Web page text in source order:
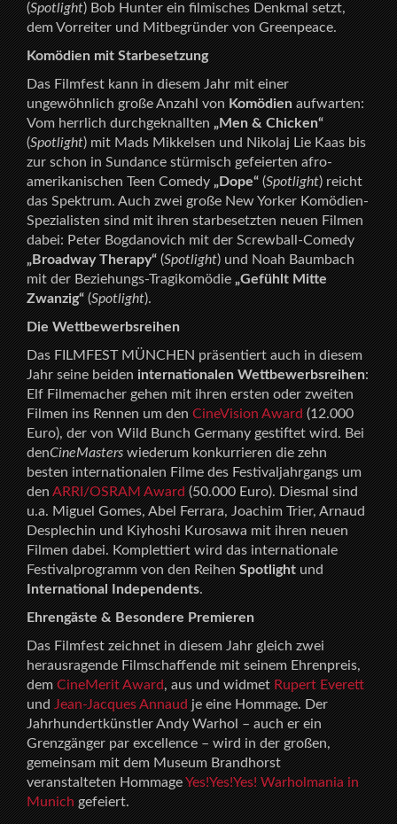
(Spotlight) Bob Hunter ein filmisches Denkmal setzt,
dem Vorreiter und Mitbegründer von Greenpeace.
Komödien mit Starbesetzung
Das Filmfest kann in diesem Jahr mit einer
ungewöhnlich große Anzahl vonKomödienaufwarten:
Vom herrlich durchgeknallten„Men & Chicken“
(Spotlight) mit Mads Mikkelsen und Nikolaj Lie Kaas bis
zur schon in Sundance stürmisch gefeierten afro-
amerikanischen Teen Comedy„Dope“(Spotlight) reicht
das Spektrum. Auch zwei große New Yorker Komödien-
Spezialisten sind mit ihren starbesetzten neuen Filmen
dabei: Peter Bogdanovich mit der Screwball-Comedy
„Broadway Therapy“(Spotlight) und Noah Baumbach
mit der Beziehungs-Tragikomödie„Gefühlt Mitte
Zwanzig“(Spotlight).
Die Wettbewerbsreihen
Das FILMFEST MÜNCHEN präsentiert auch in diesem
Jahr seine beideninternationalen Wettbewerbsreihen:
Elf Filmemacher gehen mit ihren ersten oder zweiten
Filmen ins Rennen um denCineVision Award(12.000
Euro), der von Wild Bunch Germany gestiftet wird. Bei
denCineMasterswiederum konkurrieren die zehn
besten internationalen Filme des Festivaljahrgangs um
denARRI/OSRAM Award(50.000 Euro). Diesmal sind
u.a. Miguel Gomes, Abel Ferrara, Joachim Trier, Arnaud
Desplechin und Kiyhoshi Kurosawa mit ihren neuen
Filmen dabei. Komplettiert wird das internationale
Festivalprogramm von den ReihenSpotlightund
International Independents.
Ehrengäste & Besondere Premieren
Das Filmfest zeichnet in diesem Jahr gleich zwei
herausragende Filmschaffende mit seinem Ehrenpreis,
demCineMerit Award, aus und widmetRupert Everett
undJean-Jacques Annaudje eine Hommage. Der
Jahrhundertkünstler Andy Warhol – auch er ein
Grenzgänger par excellence – wird in der großen,
gemeinsam mit dem Museum Brandhorst
veranstalteten HommageYes!Yes!Yes! Warholmania in
Munichgefeiert.